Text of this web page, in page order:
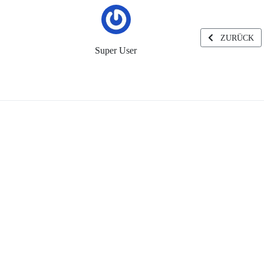
Super User
VORHERIGER
ZURÜCK